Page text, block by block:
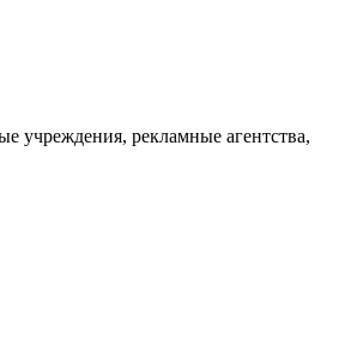
учреждения, рекламные агентства,